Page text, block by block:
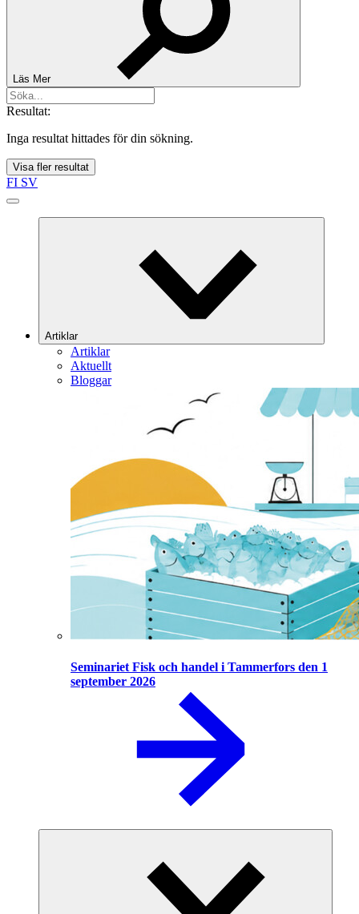
Läs Mer
Resultat:
Inga resultat hittades för din sökning.
Visa fler resultat
FI SV
Artiklar
Artiklar
Aktuellt
Bloggar
Seminariet Fisk och handel i Tammerfors den 1
september 2026